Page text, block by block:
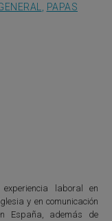
PAPAS
laboral en
y en comunicación
España, además de